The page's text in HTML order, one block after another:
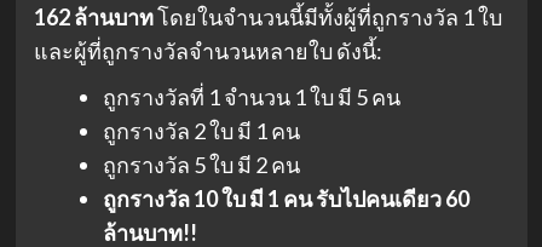
162 ล้านบาทโดยในจำนวนนี้มีทั้งผู้ที่ถูกรางวัล 1 ใบ
และผู้ที่ถูกรางวัลจำนวนหลายใบ ดังนี้:
ถูกรางวัลที่ 1 จำนวน 1 ใบ มี 5 คน
ถูกรางวัล 2 ใบ มี 1 คน
ถูกรางวัล 5 ใบ มี 2 คน
ถูกรางวัล 10 ใบ มี 1 คน รับไปคนเดียว 60
ล้านบาท!!